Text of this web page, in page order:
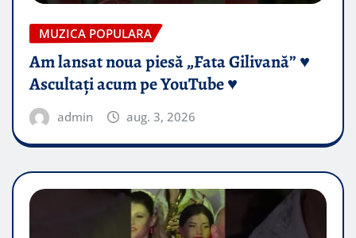
MUZICA POPULARA
Am lansat noua piesă „Fata Gilivană” ♥️
Ascultați acum pe YouTube ♥️
admin aug. 3, 2026